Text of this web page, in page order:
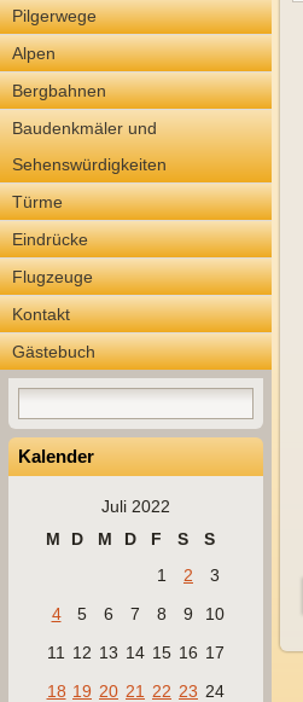
Pilgerwege
Alpen
Bergbahnen
Baudenkmäler und
Sehenswürdigkeiten
Türme
Eindrücke
Flugzeuge
Kontakt
Gästebuch
Kalender
Juli 2022
M
D M D F S
S
1
2
3
4
5 6 7 8 9
10
11
12 13 14 15 16 17
18 19 20 21 22 23 24